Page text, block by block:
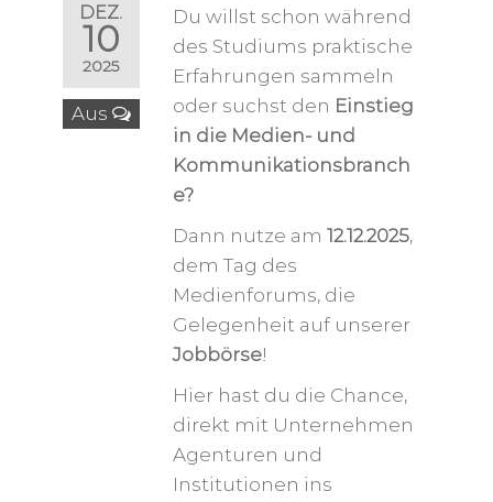
DEZ.
10
2025
Aus
Du willst schon während
des Studiums praktische
Erfahrungen sammeln
oder suchst den Einstieg
in die Medien- und
Kommunikationsbranch
e?
Dann nutze am 12.12.2025,
dem Tag des
Medienforums, die
Gelegenheit auf unserer
Jobbörse!
Hier hast du die Chance,
direkt mit Unternehmen
Agenturen und
Institutionen ins